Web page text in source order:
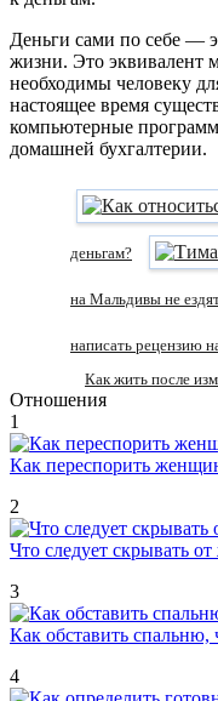
Деньги сами по себе —
жизни. Это эквивалент
необходимы человеку
настоящее время
компьютерные
домашней бухгалтерии.
деньгам?
на Мальдивы не
написать рецензию
Как жить после
Отношения
1
Как переспорить
2
Что следует скрывать
3
Как обставить спальню,
4